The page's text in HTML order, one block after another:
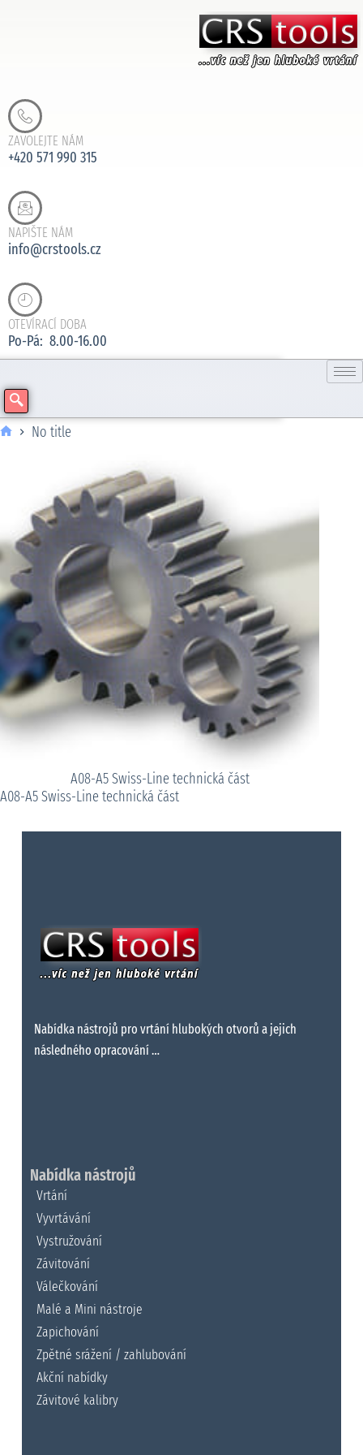
ZAVOLEJTE NÁM
+420 571 990 315
NAPIŠTE NÁM
info@crstools.cz
OTEVÍRACÍ DOBA
Po-Pá: 8.00-16.00
No title
A08-A5 Swiss-Line technická část
A08-A5 Swiss-Line technická část
Nabídka nástrojů pro vrtání hlubokých otvorů a jejich
následného opracování …
Nabídka nástrojů
Vrtání
Vyvrtávání
Vystružování
Závitování
Válečkování
Malé a Mini nástroje
Zapichování
Zpětné srážení / zahlubování
Akční nabídky
Závitové kalibry